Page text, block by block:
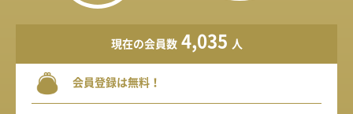
現在の会員数 4,035 人
会員登録は無料！